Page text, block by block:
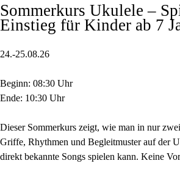
Sommerkurs Ukulele –
Einstieg für Kinder ab 7
24.-25.08.26
Beginn: 08:30 Uhr
Ende: 10:30 Uhr
Dieser Sommerkurs zeigt, wie man in nur
Griffe, Rhythmen und Begleitmuster auf der
direkt bekannte Songs spielen kann. Keine